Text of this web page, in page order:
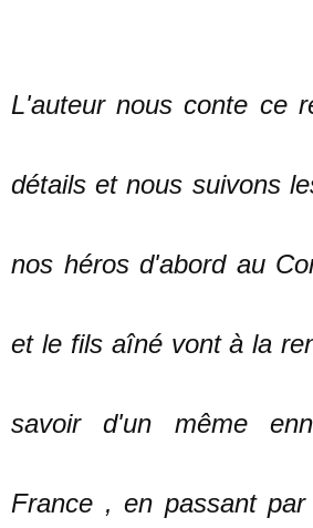
L'auteur nous conte ce
détails et nous suivons
nos héros d'abord au
et le fils aîné vont à la
savoir d'un même
France , en passant